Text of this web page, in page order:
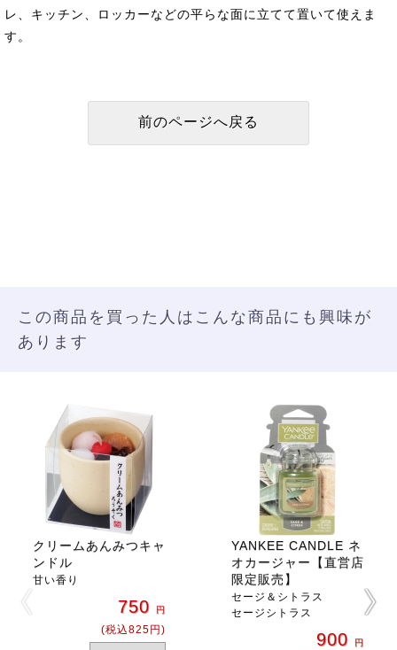
レ、キッチン、ロッカーなどの平らな面に立てて置いて使えま
す。
この商品を買った人はこんな商品にも興味が
あります
クリームあんみつキャ
ンドル
甘い香り
750 円
(税込825円)
YANKEE CANDLE ネ
オカージャー【直営店
限定販売】
セージ＆シトラス
セージシトラス
900 円